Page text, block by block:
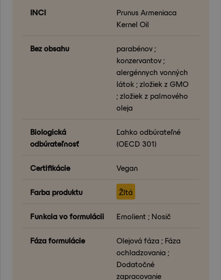
INCI
Prunus Armeniaca
Kernel Oil
Bez obsahu
parabénov ;
konzervantov ;
alergénnych vonných
látok ; zložiek z GMO
; zložiek z palmového
oleja
Biologická
odbúrateľnosť
Ľahko odbúrateľné
(OECD 301)
Certifikácie Vegan
Farba produktu Žltá
Funkcia vo formulácii Emolient ; Nosič
Fáza formulácie
Olejová fáza ; Fáza
ochladzovania ;
Dodatočné
zapracovanie